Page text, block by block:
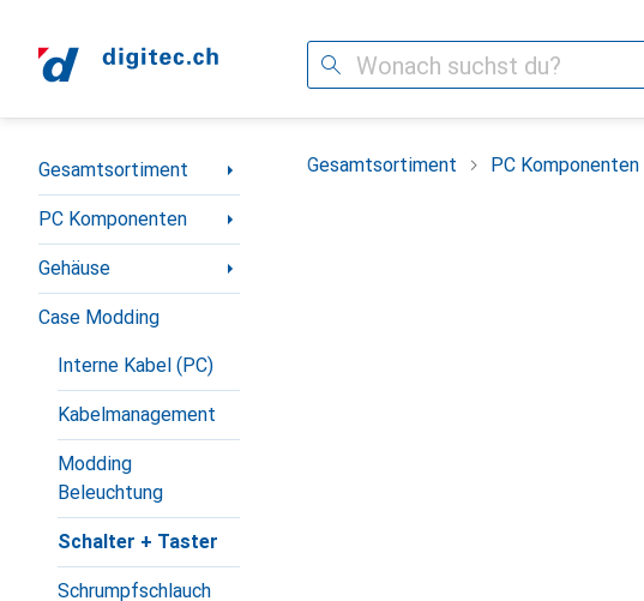
Suche
Navigation nach Kategorien
Gesamtsortiment
PC Komponenten
Gehäuse
Case Modding
Interne Kabel (PC)
Kabelmanagement
Modding
Beleuchtung
Schalter + Taster
Schrumpfschlauch
Gesamtsortiment PC Komponenten